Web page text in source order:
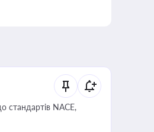
стандартів NACE,